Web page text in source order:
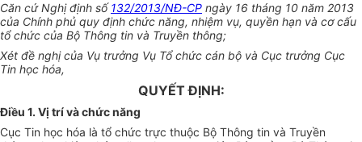
Căn cứ Nghị định số132/2013/NĐ-CP ngày 16 tháng 10 năm 2013
của Chính phủ quy định chức năng, nhiệm vụ, quyền hạn và cơ cấu
tổ chức của Bộ Thông tin và Truyền thông;
Xét đề nghị của Vụ trưởng Vụ Tổ chức cán bộ và Cục trưởng Cục
Tin học hóa,
QUYẾT ĐỊNH:
Điều 1. Vị trí và chức năng
Cục Tin học hóa là tổ chức trực thuộc Bộ Thông tin và Truyền